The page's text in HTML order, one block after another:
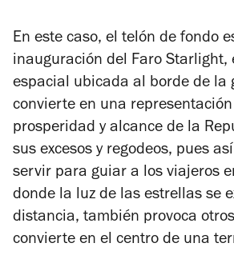
En este caso, el telón de fondo
inauguración del Faro Starlight,
espacial ubicada al borde de la
convierte en una
prosperidad y alcance de la
sus excesos y regodeos, pues
servir para guiar a los viajeros
donde la luz de las estrellas se
distancia, también provoca
convierte en el centro de una